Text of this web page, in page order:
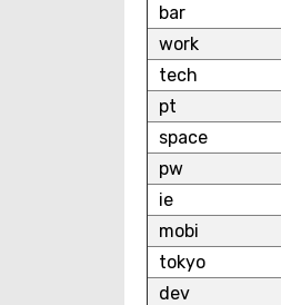
bar
work
tech
pt
space
pw
ie
mobi
tokyo
dev